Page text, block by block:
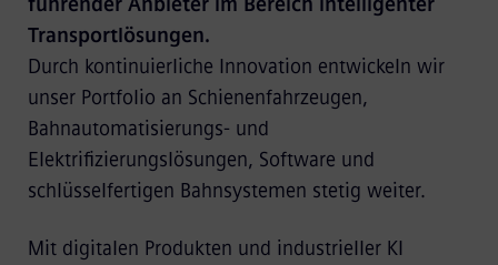
Transportlösungen.
Durch kontinuierliche Innovation entwickeln wir
unser Portfolio an Schienenfahrzeugen,
Bahnautomatisierungs- und
Elektrifizierungslösungen, Software und
schlüsselfertigen Bahnsystemen stetig weiter.
Mit digitalen Produkten und industrieller KI